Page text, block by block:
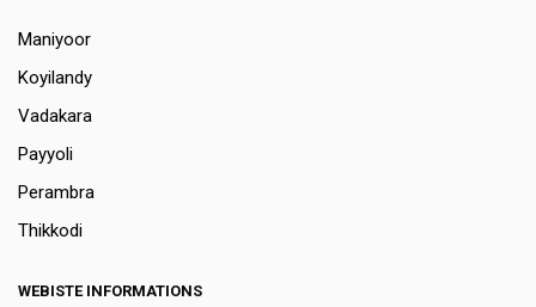
Maniyoor
Koyilandy
Vadakara
Payyoli
Perambra
Thikkodi
WEBISTE INFORMATIONS